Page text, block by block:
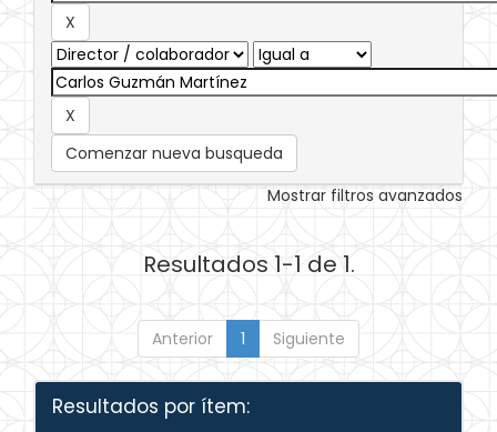
Comenzar nueva busqueda
Mostrar filtros avanzados
Resultados 1-1 de 1.
Anterior 1 Siguiente
Resultados por ítem: